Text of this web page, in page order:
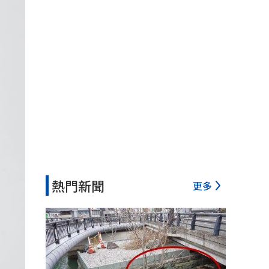
熱門新聞 更多